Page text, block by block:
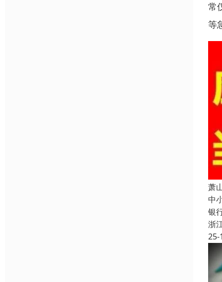
常
等
萧
中
银
浙
25-